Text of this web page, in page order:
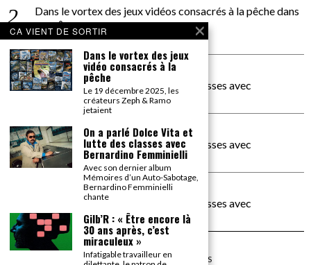
Dans le vortex des jeux vidéos consacrés à la pêchedans
PACÔME THIELLEMENT
La séance d’Hip Gnose
La Patrie
dans
On a parlé Dolce Vita et lutte des classes avec
Bernardino Femminielli
carte noire negra à l'o tiededans
On a parlé Dolce Vita et lutte des classes avec
Bernardino Femminielli
moise et son mascarédans
On a parlé Dolce Vita et lutte des classes avec
Bernardino Femminielli
©2026TOUS DROITS RÉSERVÉS
CA VIENT DE SORTIR
Dans le vortex des jeux
vidéo consacrés à la
pêche
Le 19 décembre 2025, les
créateurs Zeph & Ramo
jetaient
On a parlé Dolce Vita et
lutte des classes avec
Bernardino Femminielli
Avec son dernier album
Mémoires d’un Auto-Sabotage,
Bernardino Femminielli
chante
Gilb’R : « Être encore là
30 ans après, c’est
miraculeux »
Infatigable travailleur en